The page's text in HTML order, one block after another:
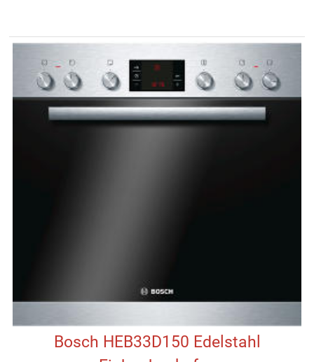
Bosch HEB33D150 Edelstahl